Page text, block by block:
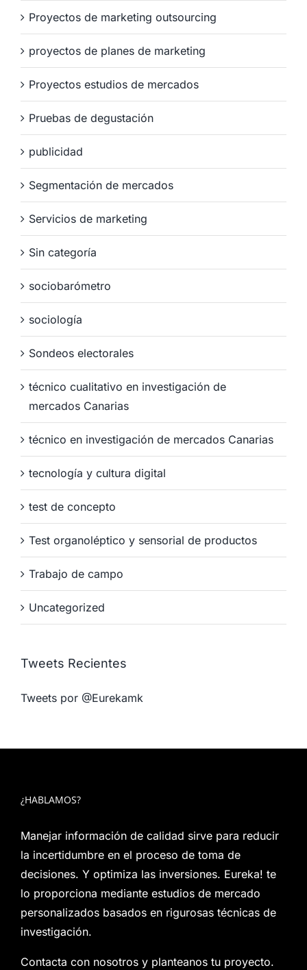
Proyectos de marketing outsourcing
proyectos de planes de marketing
Proyectos estudios de mercados
Pruebas de degustación
publicidad
Segmentación de mercados
Servicios de marketing
Sin categoría
sociobarómetro
sociología
Sondeos electorales
técnico cualitativo en investigación de
mercados Canarias
técnico en investigación de mercados Canarias
tecnología y cultura digital
test de concepto
Test organoléptico y sensorial de productos
Trabajo de campo
Uncategorized
Tweets Recientes
Tweets por @Eurekamk
¿HABLAMOS?
Manejar información de calidad sirve para reducir
la incertidumbre en el proceso de toma de
decisiones. Y optimiza las inversiones. Eureka! te
lo proporciona mediante estudios de mercado
personalizados basados en rigurosas técnicas de
investigación.
Contacta con nosotros y planteanos tu proyecto.